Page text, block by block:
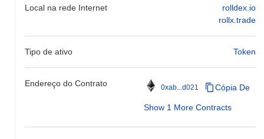
Local na rede Internet
rolldex.io
rollx.trade
Tipo de ativo Token
Endereço do Contrato 0xab...d021 Cópia De
Show 1 More Contracts